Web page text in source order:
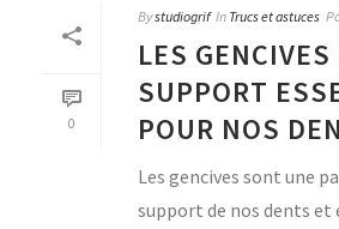
0
Bystudiogrif In Trucs et astuces
LES
SUPPORT
POUR NOS
Les gencives sont une
support de nos dents et